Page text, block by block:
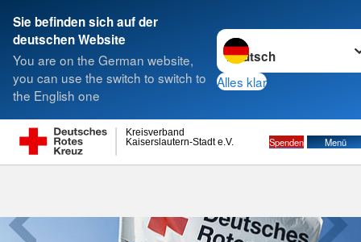
Sie befinden sich auf der
deutschen Website
You are on the German website,
you can use the switch to switch to
the English one
Sprache wechseln zu
Alles klar
Kaiserslautern-Stadt e.V.
Kreisverband
Spenden Menü
Suche